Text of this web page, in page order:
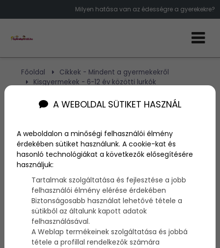
Milyen hatása van az édességre a gyerekekre?
Főoldal
Cikkek - Mindent a gyermekekről
Kisgyermekek - 6-12 év közötti lurkók
Szerző: admin
2014. augusztus 27.
A kutatók sem tudnak dűlőre jutni abban, hogy vajon
az édesség fogyasztáshogyan hat agyerekek
A sokkáros hatásmellett, tényleghiperaktivitást
eredményez?
A WEBOLDAL SÜTIKET HASZNÁL
A weboldalon a minőségi felhasználói élmény
érdekében sütiket használunk. A cookie-kat és
hasonló technológiákat a következők elősegítésére
használjuk:
Tartalmak szolgáltatása és fejlesztése a jobb
felhasználói élmény elérése érdekében
Biztonságosabb használat lehetővé tétele a
sütikből az általunk kapott adatok
felhasználásával.
A Weblap termékeinek szolgáltatása és jobbá
tétele a profillal rendelkezők számára